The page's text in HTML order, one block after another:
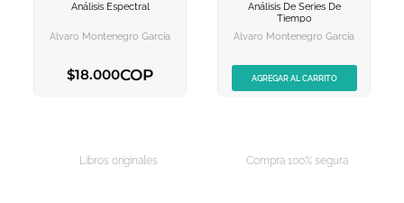
Análisis Espectral
Álvaro Montenegro García
$18.000COP
AGREGAR AL
Análisis De Series De
Tiempo
Álvaro Montenegro García
AGREGAR AL CARRITO
Libros originales Compra 100% segura